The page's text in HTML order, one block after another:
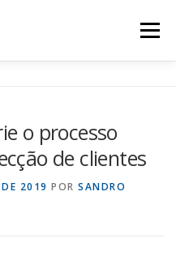
Menu
CONTATO
o processo
de clientes
DE 2019 POR SANDRO